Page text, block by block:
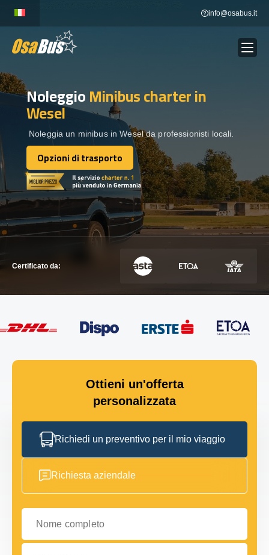
content
info@osabus.it
NOLEGGIO AUTOBUS Show dropdown
DESTINAZIONI
FLOTTA
METTITI IN CONTATTO
METTITI IN CONTATTO
NoleggioMinibus charterin
Wesel
Noleggia un minibus in Wesel da professionisti locali.
Opzioni di trasporto
Opzioni di trasporto
Certificato da:
Ottieni un'offerta
personalizzata
Richiedi un preventivo per il mio viaggio
Richiesta aziendale
Nome completo
La tua email